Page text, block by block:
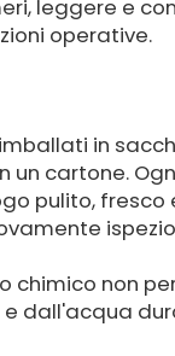
leggere e
operative.
in
un cartone.
pulito,
non
dall'acqua